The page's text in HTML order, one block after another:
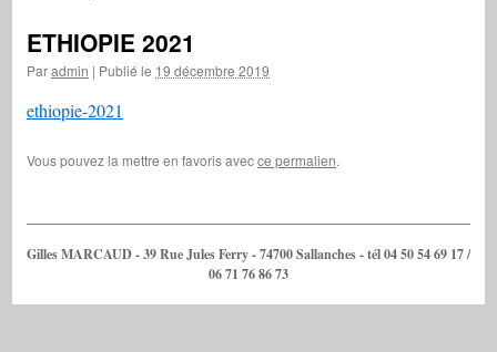
ETHIOPIE 2021
Paradmin | Publié le 19 décembre 2019
ethiopie-2021
Vous pouvez la mettre en favoris avecce permalien.
Gilles MARCAUD - 39 Rue Jules Ferry - 74700 Sallanches - tél 04 50 54 69 17 /
06 71 76 86 73